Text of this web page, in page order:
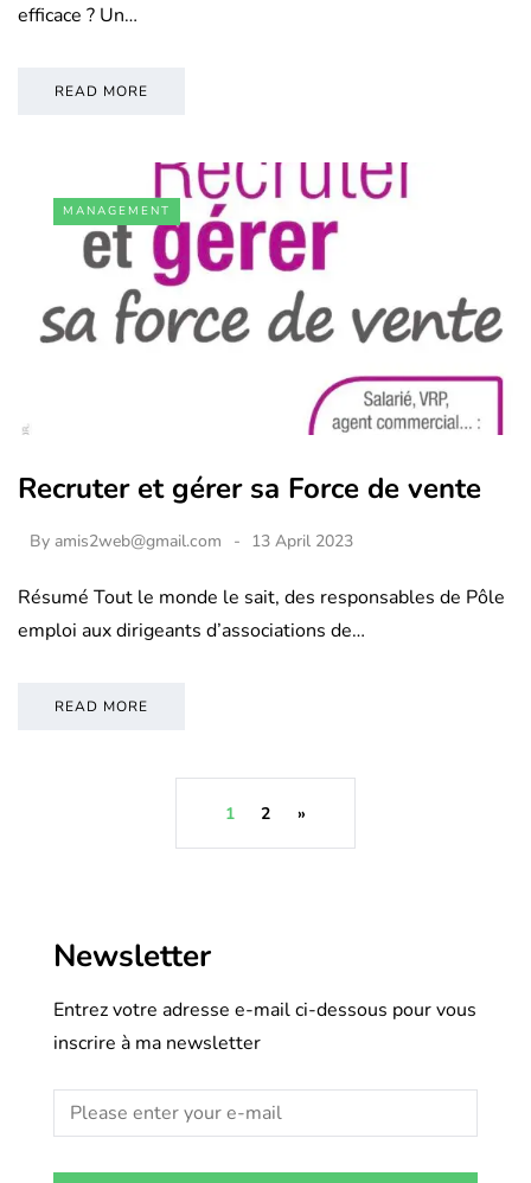
efficace ? Un…
READ MORE
MANAGEMENT
Recruter et gérer sa Force de vente
By amis2web@gmail.com 13 April 2023
Résumé Tout le monde le sait, des responsables de Pôle
emploi aux dirigeants d’associations de…
READ MORE
1 2 »
Newsletter
Entrez votre adresse e-mail ci-dessous pour vous
inscrire à ma newsletter